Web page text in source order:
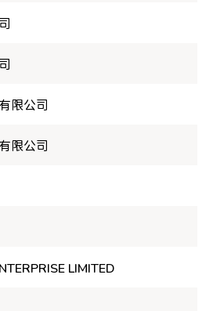
限公司
限公司
LIMITED